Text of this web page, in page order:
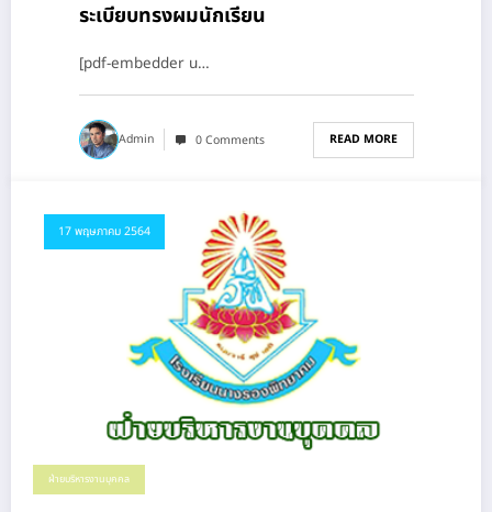
ระเบียบทรงผมนักเรียน
[pdf-embedder u…
Admin 0 Comments READ MORE
17 พฤษภาคม 2564
ฝ่ายบริหารงานบุคคล